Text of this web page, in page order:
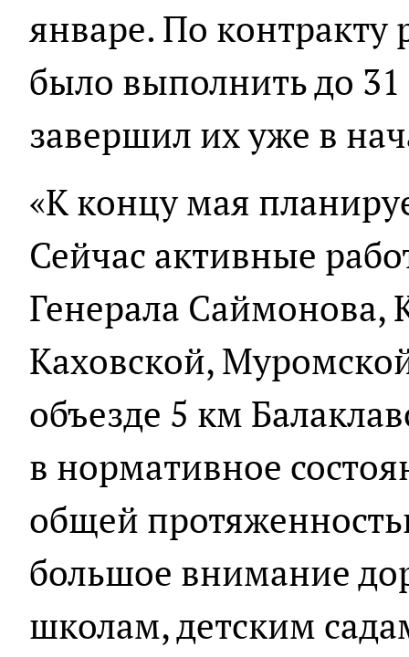
январе. По
было выполнить до 31
завершил их уже в
«К концу мая
Сейчас активные
Генерала Саймонова,
Каховской,
объезде 5 км
в нормативное
общей
большое внимание
школам, детским